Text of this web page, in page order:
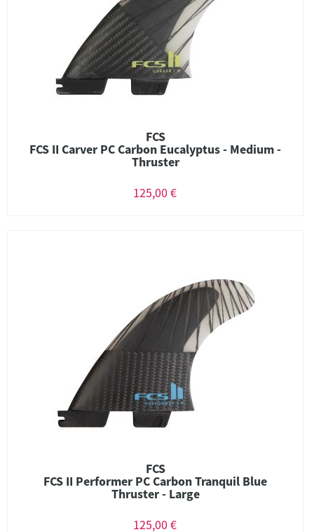
FCS
FCS II Carver PC Carbon Eucalyptus - Medium -
Thruster
125,00 €
FCS
FCS II Performer PC Carbon Tranquil Blue
Thruster - Large
125,00 €